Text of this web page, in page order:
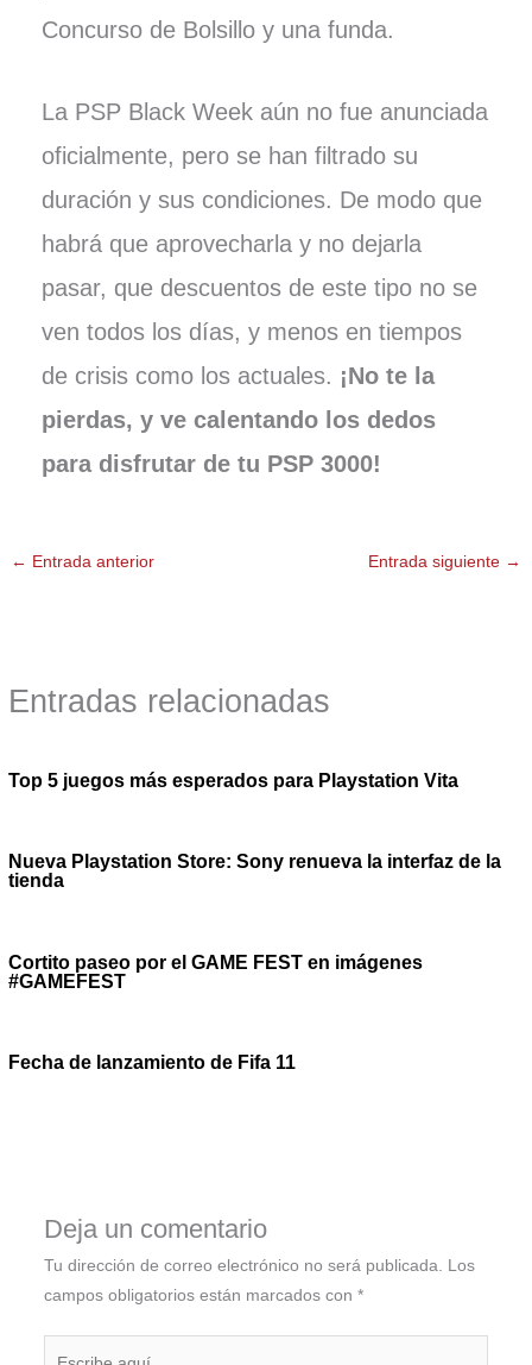
Concurso de Bolsillo y una funda.
La PSP Black Week aún no fue anunciada
oficialmente, pero se han filtrado su
duración y sus condiciones. De modo que
habrá que aprovecharla y no dejarla
pasar, que descuentos de este tipo no se
ven todos los días, y menos en tiempos
de crisis como los actuales. ¡No te la
pierdas, y ve calentando los dedos
para disfrutar de tu PSP 3000!
← Entrada anterior Entrada siguiente →
Entradas relacionadas
Top 5 juegos más esperados para Playstation Vita
Nueva Playstation Store: Sony renueva la interfaz de la
tienda
Cortito paseo por el GAME FEST en imágenes
#GAMEFEST
Fecha de lanzamiento de Fifa 11
Deja un comentario
Tu dirección de correo electrónico no será publicada. Los
campos obligatorios están marcados con *